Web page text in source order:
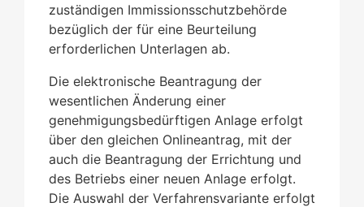
zuständigen Immissionsschutzbehörde
bezüglich der für eine Beurteilung
erforderlichen Unterlagen ab.
Die elektronische Beantragung der
wesentlichen Änderung einer
genehmigungsbedürftigen Anlage erfolgt
über den gleichen Onlineantrag, mit der
auch die Beantragung der Errichtung und
des Betriebs einer neuen Anlage erfolgt.
Die Auswahl der Verfahrensvariante erfolgt